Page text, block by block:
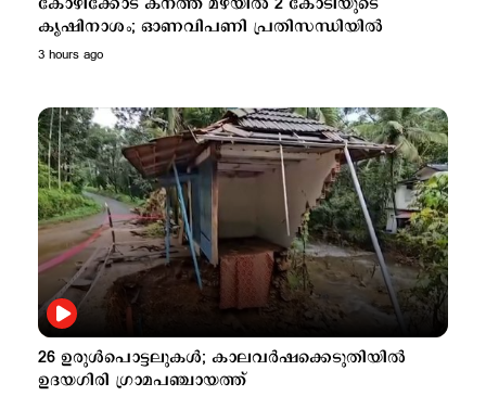
കൃഷിനാശം; ഓണവിപണി പ്രതിസന്ധിയിൽ
3 hours ago
26 ഉരുള്‍പൊട്ടലുകള്‍; കാലവർഷക്കെടുതിയിൽ
ഉദയഗിരി ഗ്രാമപഞ്ചായത്ത്